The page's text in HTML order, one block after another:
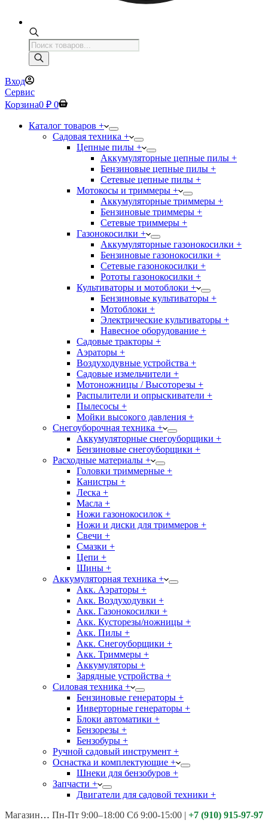
Поиск
товаров
Вход
Сервис
Корзина0 ₽ 0
Каталог товаров +
Садовая техника +
Цепные пилы +
Аккумуляторные цепные пилы +
Бензиновые цепные пилы +
Сетевые цепные пилы +
Мотокосы и триммеры +
Аккумуляторные триммеры +
Бензиновые триммеры +
Сетевые триммеры +
Газонокосилки +
Аккумуляторные газонокосилки +
Бензиновые газонокосилки +
Сетевые газонокосилки +
Рототы газонокосилки +
Культиваторы и мотоблоки +
Бензиновые культиваторы +
Мотоблоки +
Электрические культиваторы +
Навесное оборудование +
Садовые тракторы +
Аэраторы +
Воздуходувные устройства +
Садовые измельчители +
Мотоножницы / Высоторезы +
Распылители и опрыскиватели +
Пылесосы +
Мойки высокого давления +
Снегоуборочная техника +
Аккумуляторные снегоуборщики +
Бензиновые снегоуборщики +
Расходные материалы +
Головки триммерные +
Канистры +
Леска +
Масла +
Ножи газонокосилок +
Ножи и диски для триммеров +
Свечи +
Смазки +
Цепи +
Шины +
Аккумуляторная техника +
Акк. Аэраторы +
Акк. Воздуходувки +
Акк. Газонокосилки +
Акк. Кусторезы/ножницы +
Акк. Пилы +
Акк. Снегоуборщики +
Акк. Триммеры +
Аккумуляторы +
Зарядные устройства +
Силовая техника +
Бензиновые генераторы +
Инверторные генераторы +
Блоки автоматики +
Бензорезы +
Бензобуры +
Ручной садовый инструмент +
Оснастка и комплектующие +
Шнеки для бензобуров +
Запчасти +
Двигатели для садовой техники +
Магазины: Калуга ул. Московская д.113
Пн-Пт 9:00–18:00 Сб 9:00-15:00 | +7 (910) 915-97-97